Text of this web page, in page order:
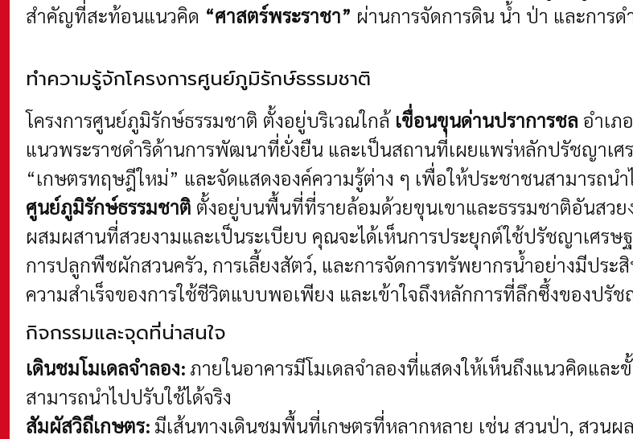
สำคัญที่สะท้อนแนวคิด “ศาสตร์พระราชา” ผ่านการจัดการดิน น้ำ ป่า และการ
ทำความรู้จักโครงการศูนย์ภูมิรักษ์ธรรมชาติ
โครงการศูนย์ภูมิรักษ์ธรรมชาติ ตั้งอยู่บริเวณใกล้ เขื่อนขุนด่านปราการชล อำเภ
แนวพระราชดำริด้านการพัฒนาที่ยั่งยืน และเป็นสถานที่เผยแพร่หลักปรัชญาเ
“เกษตรทฤษฎีใหม่” และจัดแสดงองค์ความรู้ต่าง ๆ เพื่อให้ประชาชนสามารถน
ศูนย์ภูมิรักษ์ธรรมชาติ ตั้งอยู่บนพื้นที่ที่รายล้อมด้วยขุนเขาและธรรมชาติอันสว
ผสมผสานที่สวยงามและเป็นระเบียบ คุณจะได้เห็นการประยุกต์ใช้ปรัชญาเศร
การปลูกพืชผักสวนครัว, การเลี้ยงสัตว์, และการจัดการทรัพยากรน้ำอย่างมีประ
ความสำเร็จของการใช้ชีวิตแบบพอเพียง และเข้าใจถึงหลักการที่ลึกซึ้งของปรัช
กิจกรรมและจุดที่น่าสนใจ
เดินชมโมเดลจำลอง: ภายในอาคารมีโมเดลจำลองที่แสดงให้เห็นถึงแนวคิดแ
สามารถนำไปปรับใช้ได้จริง
สัมผัสวิถีเกษตร: มีเส้นทางเดินชมพื้นที่เกษตรที่หลากหลาย เช่น สวนป่า, สวน